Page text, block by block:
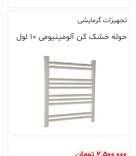
تجهیزات گرمایشی
حوله خشک کن آلومینیومی ۱۰ لول